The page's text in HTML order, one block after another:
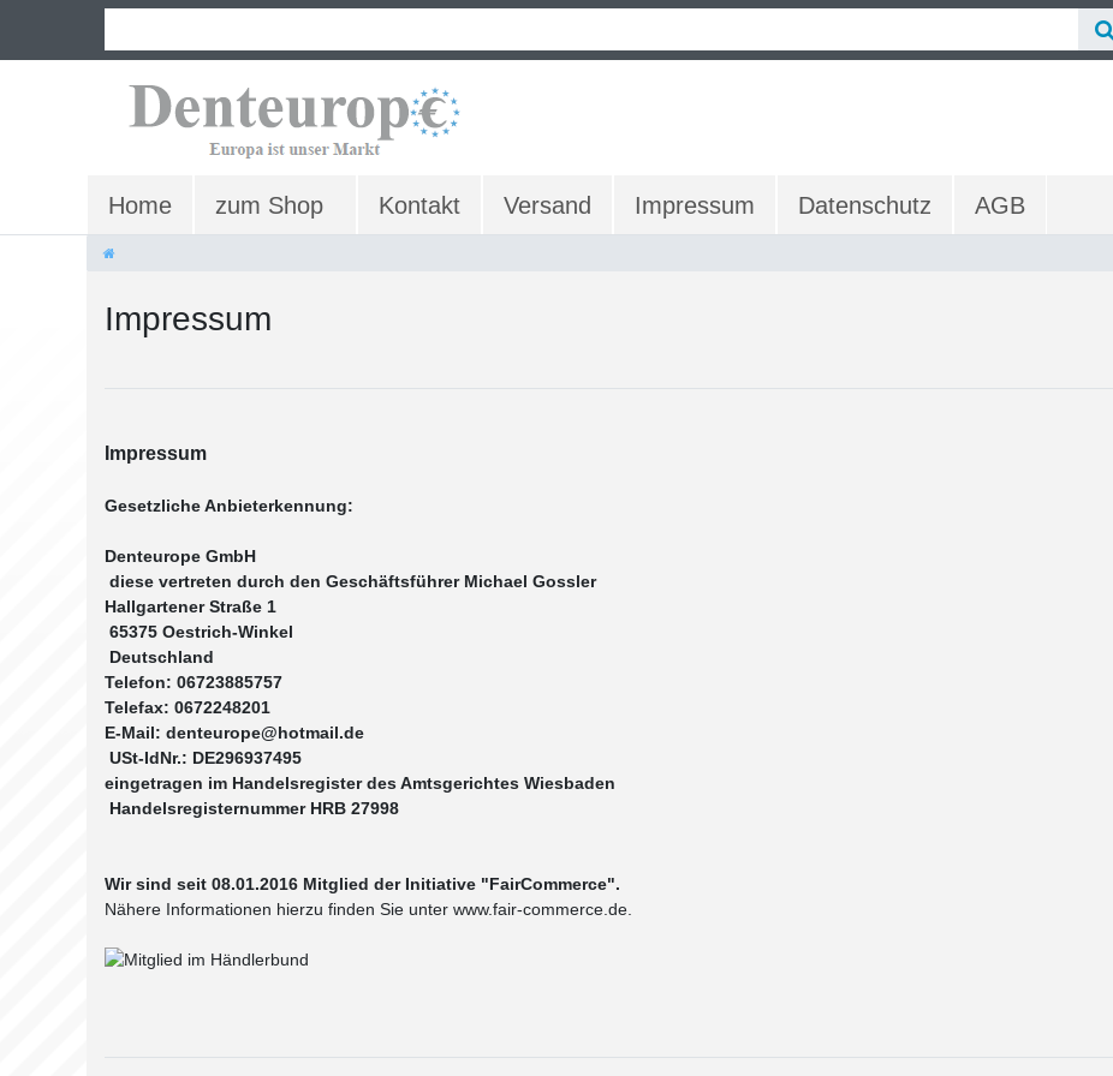
Home zum Shop Kontakt Versand Impressum Datenschutz AGB
Impressum
Impressum
Gesetzliche Anbieterkennung:
Denteurope GmbH
diese vertreten durch den Geschäftsführer Michael Gossler
Hallgartener Straße 1
65375 Oestrich-Winkel
Deutschland
Telefon: 06723885757
Telefax: 0672248201
E-Mail: denteurope@hotmail.de
USt-IdNr.: DE296937495
eingetragen im Handelsregister des Amtsgerichtes Wiesbaden
Handelsregisternummer HRB 27998
Wir sind seit 08.01.2016 Mitglied der Initiative "FairCommerce".
Nähere Informationen hierzu finden Sie unter www.fair-commerce.de.